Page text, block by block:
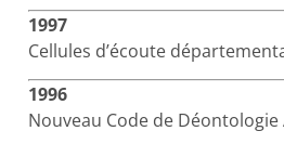
1997
Cellules d’écoute
1996
Nouveau Code de Déontologie